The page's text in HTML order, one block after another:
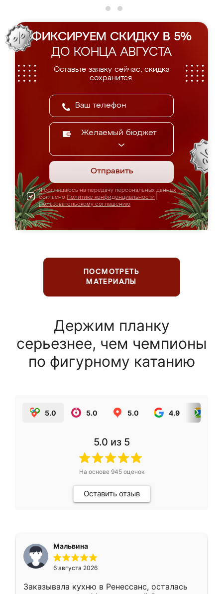
ФИКСИРУЕМ СКИДКУ В 5%
ДО КОНЦА АВГУСТА
Оставьте заявку сейчас, скидка
сохранится.
Желаемый бюджет
Отправить
Я соглашаюсь на передачу персональных данных
согласно Политике конфиденциальности
Пользовательскому соглашению
ПОСМОТРЕТЬ
МАТЕРИАЛЫ
Держим планку
серьезнее, чем чемпионы
по фигурному катанию
5.0 5.0 5.0 4.9
5.0 из 5
На основе 945оценок
Оставить отзыв
Мальвина
6 августа 2026
Заказывала кухню в Ренессанс, осталась